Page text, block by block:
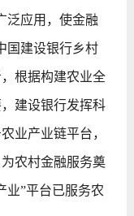
应用，使金融
国建设银行乡村
根据构建农业全
建设银行发挥科
业产业链平台，
农村金融服务奠
业”平台已服务农